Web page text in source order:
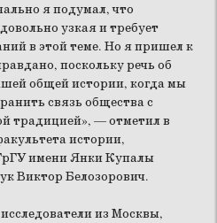
я подумал, что
узкая и требует
в этой теме. Но я пришел к
поскольку речь об
общей истории, когда мы
связь общества с
традицией», — отметил в
истории,
имени Янки Купалы
Виктор Белозорович.
из Москвы,